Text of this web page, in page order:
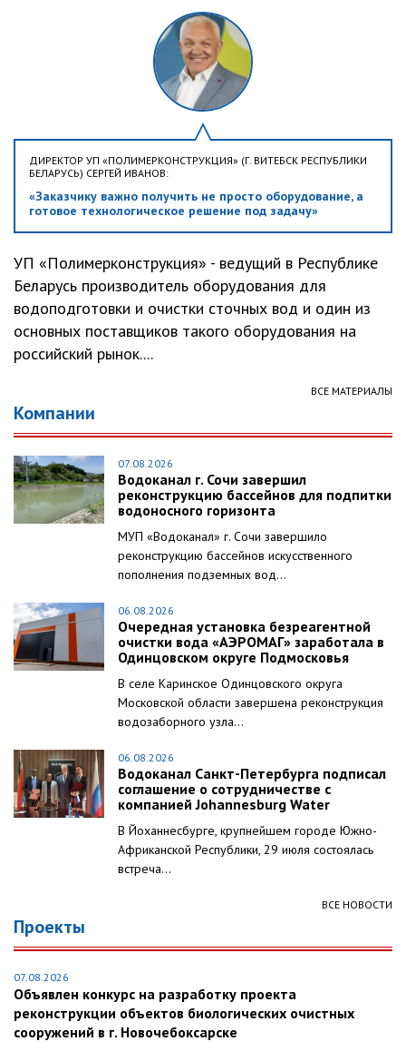
ДИРЕКТОР УП «ПОЛИМЕРКОНСТРУКЦИЯ» (Г. ВИТЕБСК РЕСПУБЛИКИ
БЕЛАРУСЬ) СЕРГЕЙ ИВАНОВ:
«Заказчику важно получить не просто оборудование, а
готовое технологическое решение под задачу»
УП «Полимерконструкция» - ведущий в Республике
Беларусь производитель оборудования для
водоподготовки и очистки сточных вод и один из
основных поставщиков такого оборудования на
российский рынок....
ВСЕ МАТЕРИАЛЫ
Компании
07.08.2026
Водоканал г. Сочи завершил
реконструкцию бассейнов для подпитки
водоносного горизонта
МУП «Водоканал» г. Сочи завершило
реконструкцию бассейнов искусственного
пополнения подземных вод...
06.08.2026
Очередная установка безреагентной
очистки вода «АЭРОМАГ» заработала в
Одинцовском округе Подмосковья
В селе Каринское Одинцовского округа
Московской области завершена реконструкция
водозаборного узла...
06.08.2026
Водоканал Санкт-Петербурга подписал
соглашение о сотрудничестве с
компанией Johannesburg Water
В Йоханнесбурге, крупнейшем городе Южно-
Африканской Республики, 29 июля состоялась
встреча...
ВСЕ НОВОСТИ
Проекты
07.08.2026
Объявлен конкурс на разработку проекта
реконструкции объектов биологических очистных
сооружений в г. Новочебоксарске